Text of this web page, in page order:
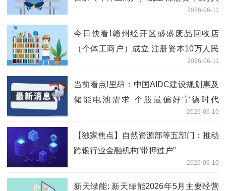
2026-06-11
今日快看!赣州经开区盛盛废品回收店
（个体工商户）成立 注册资本10万人民
2026-06-11
当前看点!里昂：中国AIDC建设规划惠及
储能电池需求 个股最偏好宁德时代
2026-06-10
【独家焦点】自然资源部等五部门：推动
跨银行业金融机构“带押过户”
2026-06-10
新天绿能: 新天绿能2026年5月主要经营